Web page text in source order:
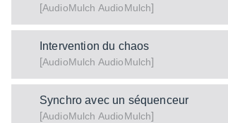
[AudioMulch AudioMulch]
Intervention du chaos
[AudioMulch AudioMulch]
Synchro avec un séquenceur
[AudioMulch AudioMulch]